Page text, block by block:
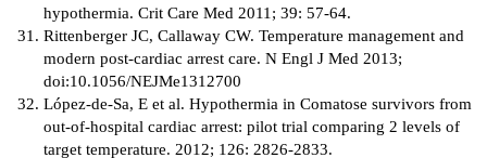
hypothermia. Crit Care Med 2011; 39: 57-64.
Rittenberger JC, Callaway CW. Temperature management and
modern post-cardiac arrest care. N Engl J Med 2013;
doi:10.1056/NEJMe1312700
López-de-Sa, E et al. Hypothermia in Comatose survivors from
out-of-hospital cardiac arrest: pilot trial comparing 2 levels of
target temperature. 2012; 126: 2826-2833.